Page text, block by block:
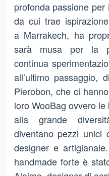
profonda passione
da cui trae
a Marrakech, ha
sarà musa per la
continua
all’ultimo
Pierobon, che ci
loro WooBag ovvero
alla grande
diventano pezzi unici
designer e
handmade forte è